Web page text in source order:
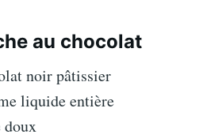
au chocolat
noir pâtissier
liquide entière
doux